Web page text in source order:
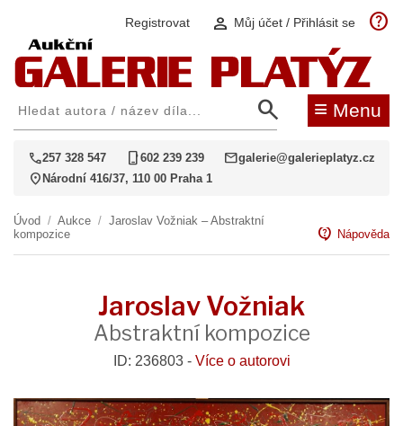
Registrovat person Můj účet / Přihlásit se help
search ≡ Menu
call257 328 547 phone_iphone602 239 239 mailgalerie@galerieplatyz.cz
location_on Národní 416/37, 110 00 Praha 1
Úvod / Aukce / Jaroslav Vožniak – Abstraktní
kompozice
contact_support Nápověda
Jaroslav Vožniak
Abstraktní kompozice
ID: 236803 - Více o autorovi